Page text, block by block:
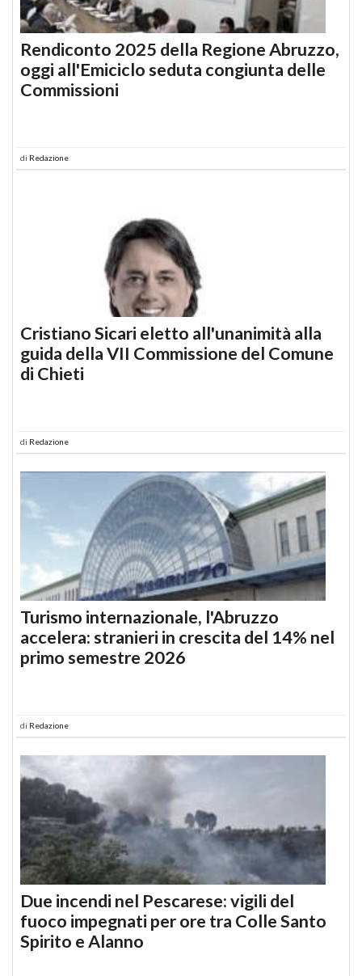
Rendiconto 2025 della Regione Abruzzo,
oggi all'Emiciclo seduta congiunta delle
Commissioni
di Redazione
Cristiano Sicari eletto all'unanimità alla
guida della VII Commissione del Comune
di Chieti
di Redazione
Turismo internazionale, l'Abruzzo
accelera: stranieri in crescita del 14% nel
primo semestre 2026
di Redazione
Due incendi nel Pescarese: vigili del
fuoco impegnati per ore tra Colle Santo
Spirito e Alanno